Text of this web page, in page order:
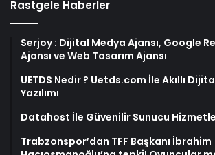
Rastgele Haberler
Serjoy : Dijital Medya Ajansı, Google
Ajansı ve Web Tasarım Ajansı
UETDS Nedir ? Uetds.com İle Akıllı
Yazılımı
Datahost İle Güvenilir Sunucu
Trabzonspor’dan TFF Başkanı İbrahim